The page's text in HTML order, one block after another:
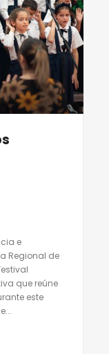
e
Regional de
que reúne
este